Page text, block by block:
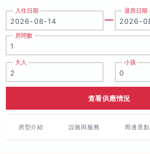
入住日期 退房日期
房間數
大人 小孩
查看供應情況
房型介紹 設施與服務 周邊景點